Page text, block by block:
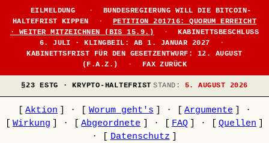
EILMELDUNG ·
BUNDESREGIERUNG WILL DIE BITCOIN-
HALTEFRIST KIPPEN
·
PETITION 201716: QUORUM ERREICHT
· WEITER MITZEICHNEN (BIS 15.9.)
·
KABINETTSBESCHLUSS
6. JULI · KLINGBEIL: AB 1. JANUAR 2027
·
KABINETTSFRIST FÜR DEN GESETZENTWURF: 12. AUGUST
(F.A.Z.)
· FAX ZURÜCK
§23 ESTG · KRYPTO-HALTEFRIST STAND: 5. AUGUST 2026
Aktion · Worum geht's · Argumente
·
Wirkung · Abgeordnete · FAQ · Quellen
·
Datenschutz